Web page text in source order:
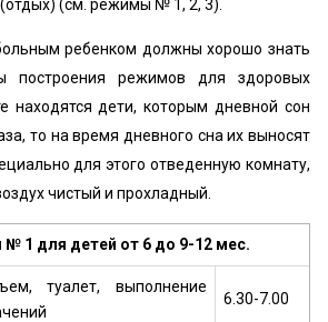
(см. режимы № 1, 2, 3).
ребенком должны хорошо знать
построения режимов для здоровых
находятся дети, которым дневной сон
то на время дневного сна их выносят
для этого отведенную комнату,
чистый и прохладный.
1 для детей от 6 до 9-12 мес.
туалет, выполнение
6.30-7.00